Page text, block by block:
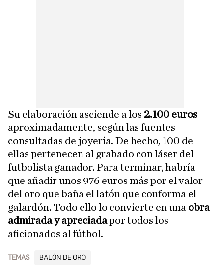
Su elaboración asciende a los 2.100 euros
aproximadamente, según las fuentes
consultadas de joyería. De hecho, 100 de
ellas pertenecen al grabado con láser del
futbolista ganador. Para terminar, habría
que añadir unos 976 euros más por el valor
del oro que baña el latón que conforma el
galardón. Todo ello lo convierte en una obra
admirada y apreciadapor todos los
aficionados al fútbol.
TEMAS BALÓN DE ORO